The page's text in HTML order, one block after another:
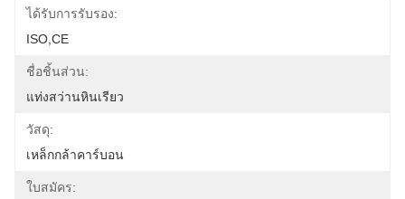
ได้รับการรับรอง:
ISO,CE
ชื่อชิ้นส่วน:
แท่งสว่านหินเรียว
วัสดุ:
เหล็กกล้าคาร์บอน
ใบสมัคร: